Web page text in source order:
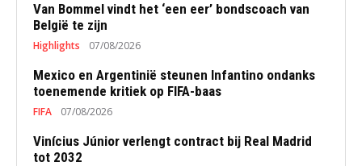
Van Bommel vindt het ‘een eer’ bondscoach van
België te zijn
Highlights 07/08/2026
Mexico en Argentinië steunen Infantino ondanks
toenemende kritiek op FIFA-baas
FIFA 07/08/2026
Vinícius Júnior verlengt contract bij Real Madrid
tot 2032